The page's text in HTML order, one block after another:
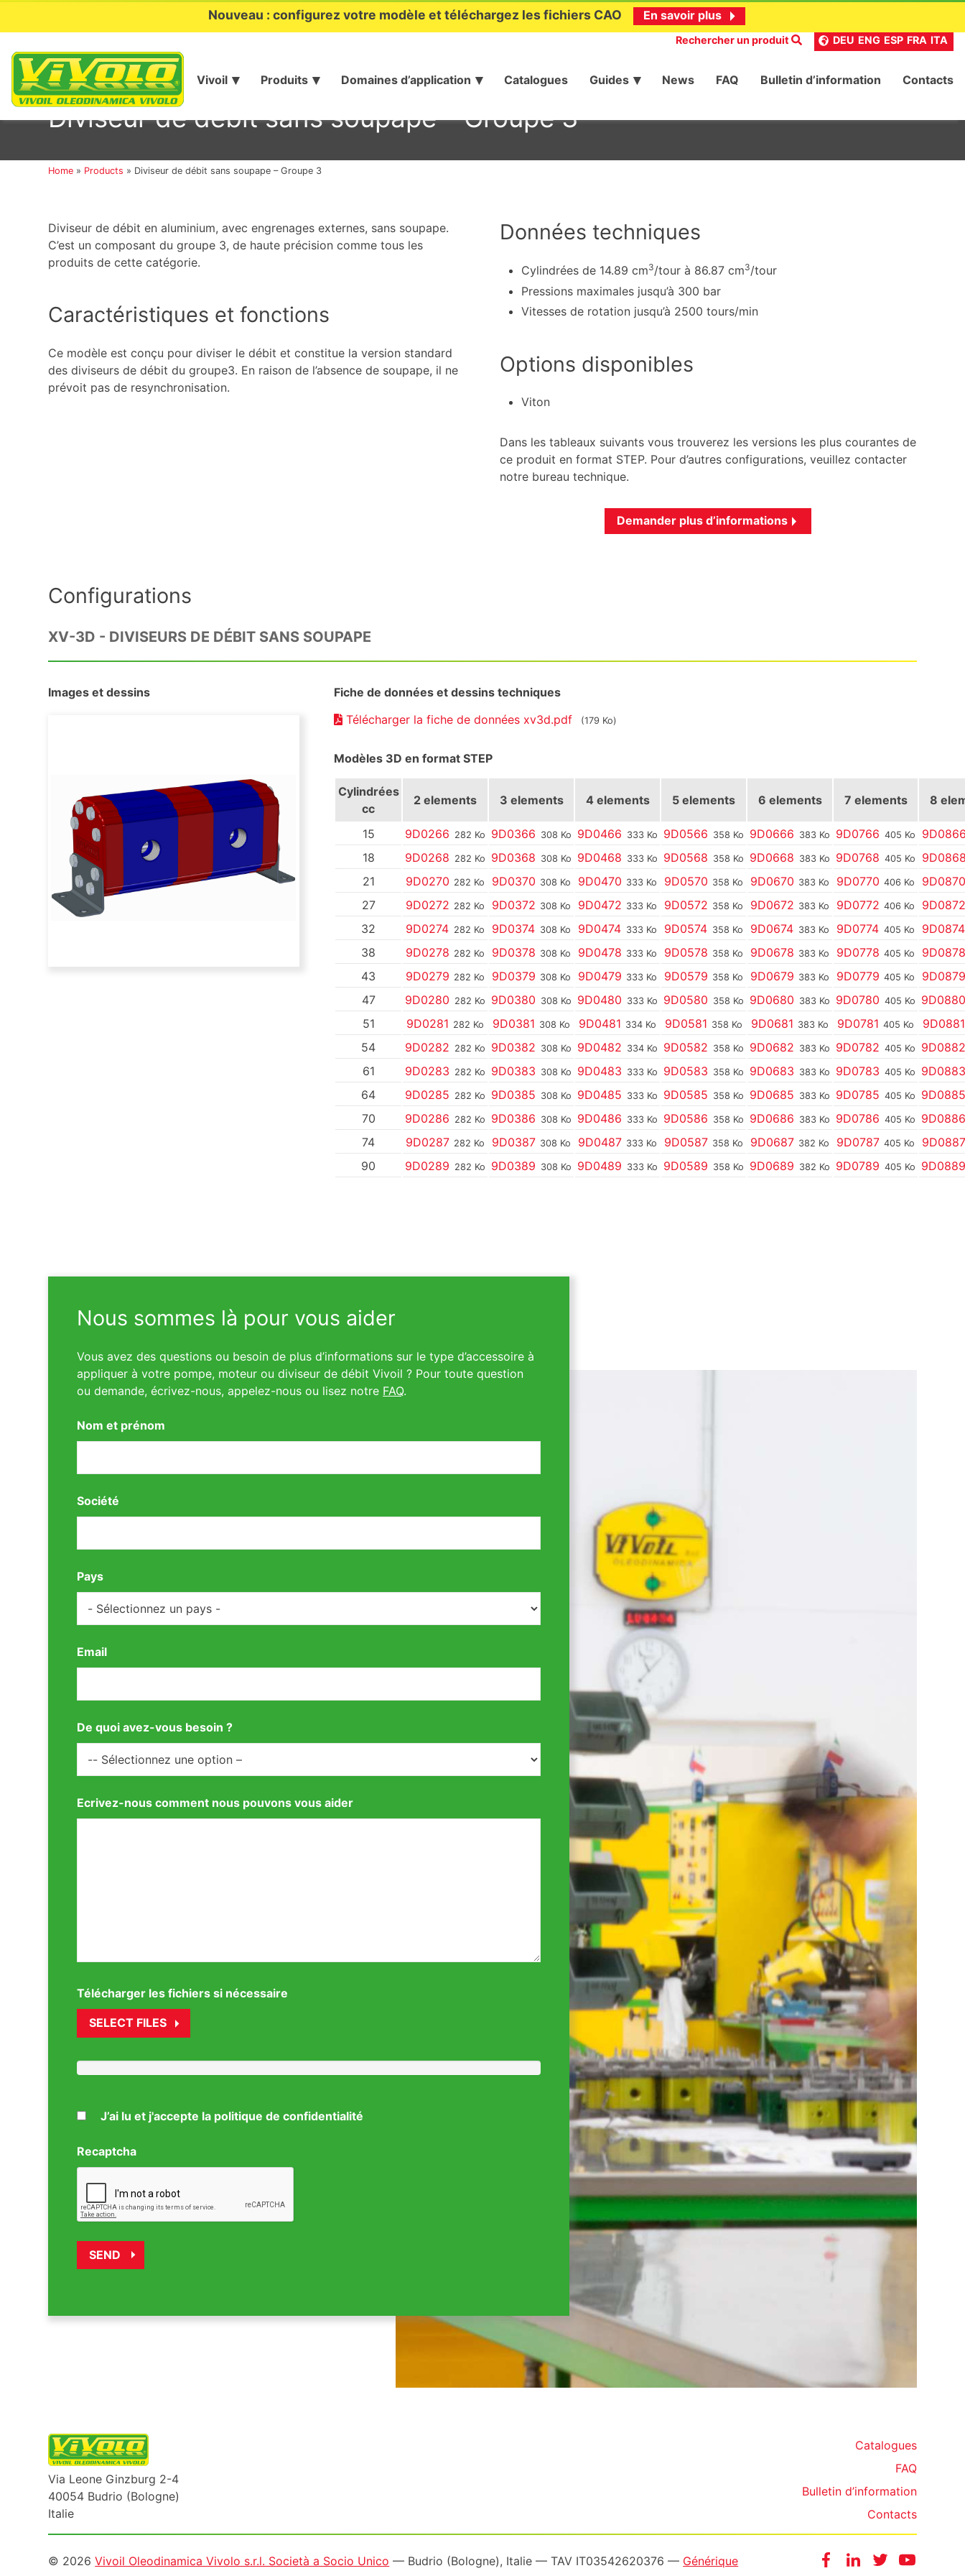
Aller
au
contenu
Nouveau : configurez votre modèle et téléchargez les fichiers CAO En savoir plus
Rechercher un produit DEU ENG ESP FRA ITA
Vivoil Produits Domaines d’application Catalogues Guides News FAQ Bulletin d’information Contacts
Diviseur de débit sans soupape – Groupe 3
Home » Products » Diviseur de débit sans soupape – Groupe 3
Diviseur de débit en aluminium, avec engrenages externes, sans soupape.
C’est un composant du groupe 3, de haute précision comme tous les
produits de cette catégorie.
Caractéristiques et fonctions
Ce modèle est conçu pour diviser le débit et constitue la version standard
des diviseurs de débit du groupe3. En raison de l’absence de soupape, il ne
prévoit pas de resynchronisation.
Données techniques
Cylindrées de 14.89 cm3/tour à 86.87 cm3/tour
Pressions maximales jusqu’à 300 bar
Vitesses de rotation jusqu’à 2500 tours/min
Options disponibles
Viton
Dans les tableaux suivants vous trouverez les versions les plus courantes de
ce produit en format STEP. Pour d’autres configurations, veuillez contacter
notre bureau technique.
Demander plus d’informations
Configurations
XV-3D - DIVISEURS DE DÉBIT SANS SOUPAPE
Images et dessins
Fiche de données et dessins techniques
Télécharger la fiche de données xv3d.pdf
(179 Ko)
Modèles 3D en format STEP
Cylindrées
cc
2 elements 3 elements 4 elements 5 elements 6 elements 7 elements 8
15 9D0266 282 Ko 9D0366 308 Ko 9D0466 333 Ko 9D0566 358 Ko 9D0666 383 Ko 9D0766 405 Ko
18
9D0268 282 Ko 9D0368 308 Ko 9D0468 333 Ko 9D0568 358 Ko 9D0668 383 Ko 9D0768 405 Ko
21
9D0270 282 Ko 9D0370 308 Ko 9D0470 333 Ko 9D0570 358 Ko 9D0670 383 Ko 9D0770 406 Ko
9D0870
27
9D0272 282 Ko 9D0372 308 Ko 9D0472 333 Ko 9D0572 358 Ko 9D0672 383 Ko 9D0772 406 Ko
9D0872
32
9D0274 282 Ko 9D0374 308 Ko 9D0474 333 Ko 9D0574 358 Ko 9D0674 383 Ko 9D0774 405 Ko
9D0874
38
9D0278 282 Ko 9D0378 308 Ko 9D0478 333 Ko 9D0578 358 Ko 9D0678 383 Ko 9D0778 405 Ko
9D0878
43
9D0279 282 Ko 9D0379 308 Ko 9D0479 333 Ko 9D0579 358 Ko 9D0679 383 Ko 9D0779 405 Ko
9D0879
47
9D0280 282 Ko 9D0380 308 Ko 9D0480 333 Ko 9D0580 358 Ko 9D0680 383 Ko 9D0780 405 Ko
51
9D0281 282 Ko 9D0381 308 Ko 9D0481 334 Ko 9D0581 358 Ko 9D0681 383 Ko 9D0781 405 Ko
9D0881
54
9D0282 282 Ko 9D0382 308 Ko 9D0482 334 Ko 9D0582 358 Ko 9D0682 383 Ko 9D0782 405 Ko
61
9D0283 282 Ko 9D0383 308 Ko 9D0483 333 Ko 9D0583 358 Ko 9D0683 383 Ko 9D0783 405 Ko
64
9D0285 282 Ko 9D0385 308 Ko 9D0485 333 Ko 9D0585 358 Ko 9D0685 383 Ko 9D0785 405 Ko
70
9D0286 282 Ko 9D0386 308 Ko 9D0486 333 Ko 9D0586 358 Ko 9D0686 383 Ko 9D0786 405 Ko
74
9D0287 282 Ko 9D0387 308 Ko 9D0487 333 Ko 9D0587 358 Ko 9D0687 382 Ko 9D0787 405 Ko
9D0887
90
9D0289 282 Ko 9D0389 308 Ko 9D0489 333 Ko 9D0589 358 Ko 9D0689 382 Ko 9D0789 405 Ko
Nous sommes là pour vous aider
Vous avez des questions ou besoin de plus d’informations sur le type d’accessoire à
appliquer à votre pompe, moteur ou diviseur de débit Vivoil ? Pour toute question
ou demande, écrivez-nous, appelez-nous ou lisez notre FAQ.
Nom et prénom
Société
Pays
Email
De quoi avez-vous besoin ?
Ecrivez-nous comment nous pouvons vous aider
Télécharger les fichiers si nécessaire
SELECT FILES
J’ai lu et j'accepte la politique de confidentialité
Recaptcha
Via Leone Ginzburg 2-4
40054 Budrio (Bologne)
Italie
Catalogues
FAQ
Bulletin d’information
Contacts
FacebookInstagram
Twitter
Informazioni
© 2026Vivoil Oleodinamica Vivolo s.r.l. Società a Socio Unico — Budrio (Bologne), Italie — TAV IT03542620376 — Générique